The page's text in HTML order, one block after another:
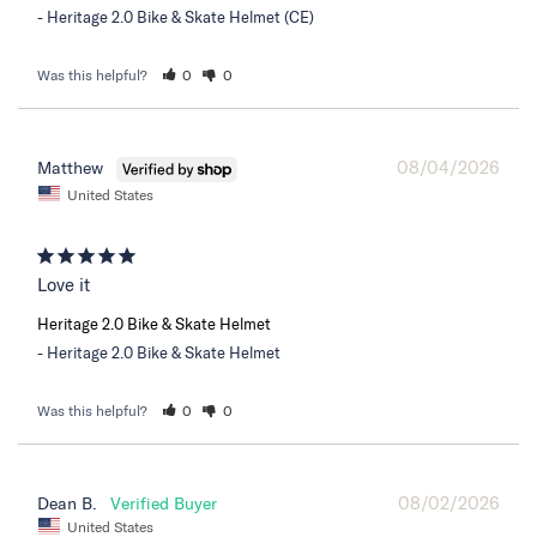
Heritage 2.0 Bike & Skate Helmet (CE)
Was this helpful? 0 0
08/04/2026
Matthew
United States
Love it
Heritage 2.0 Bike & Skate Helmet
Heritage 2.0 Bike & Skate Helmet
Was this helpful? 0 0
08/02/2026
Dean B.
United States